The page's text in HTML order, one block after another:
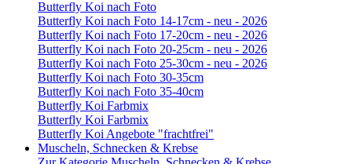
Butterfly Koi nach Foto
Butterfly Koi nach Foto 14-17cm - neu - 2026
Butterfly Koi nach Foto 17-20cm - neu - 2026
Butterfly Koi nach Foto 20-25cm - neu - 2026
Butterfly Koi nach Foto 25-30cm - neu - 2026
Butterfly Koi nach Foto 30-35cm
Butterfly Koi nach Foto 35-40cm
Butterfly Koi Farbmix
Butterfly Koi Farbmix
Butterfly Koi Angebote "frachtfrei"
Muscheln, Schnecken & Krebse